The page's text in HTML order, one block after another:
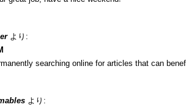
より:
searching online for articles that can
より: